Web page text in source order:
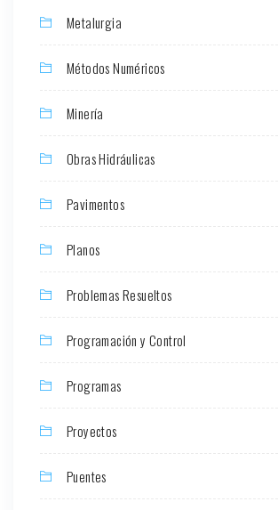
Metalurgia
Métodos Numéricos
Minería
Obras Hidráulicas
Pavimentos
Planos
Problemas Resueltos
Programación y Control
Programas
Proyectos
Puentes